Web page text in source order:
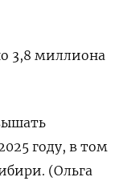
3,8 миллиона
году, в том
(Ольга